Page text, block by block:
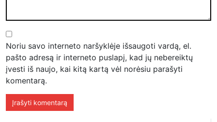
Noriu savo interneto naršyklėje išsaugoti vardą, el.
pašto adresą ir interneto puslapį, kad jų nebereiktų
įvesti iš naujo, kai kitą kartą vėl norėsiu parašyti
komentarą.